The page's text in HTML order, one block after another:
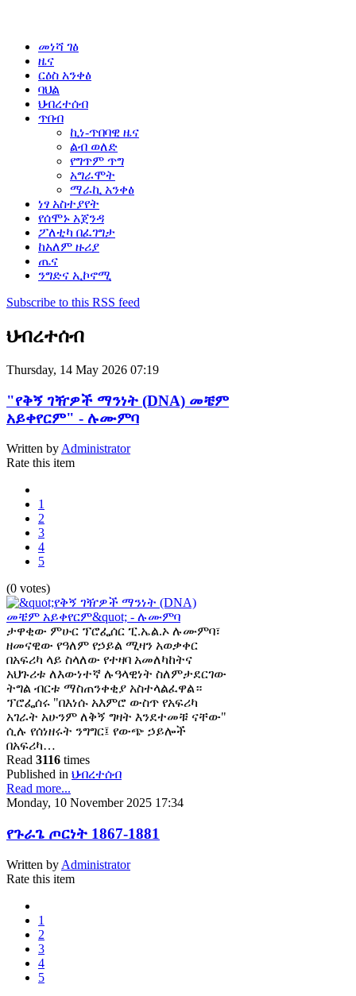
መነሻ ገፅ
ዜና
ርዕስ አንቀፅ
ባህል
ህብረተሰብ
ጥበብ
ኪነ-ጥበባዊ ዜና
ልብ ወለድ
የግጥም ጥግ
አግራሞት
ማራኪ አንቀፅ
ነፃ አስተያየት
የሰሞኑ አጀንዳ
ፖለቲካ በፈገግታ
ከአለም ዙሪያ
ጤና
ንግድና ኢኮኖሚ
Subscribe to this RSS feed
ህብረተሰብ
Thursday, 14 May 2026 07:19
"የቅኝ ገዥዎች ማንነት (DNA) መቼም
አይቀየርም" - ሉሙምባ
Written by Administrator
Rate this item
1
2
3
4
5
(0 votes)
ታዋቂው ምሁር ፕሮፌሰር ፒ.ኤል.ኦ ሉሙምባ፣
ዘመናዊው የዓለም የኃይል ሚዛን አወቃቀር
በአፍሪካ ላይ ስላለው የተዛባ አመለካከትና
አህጉሪቱ ለእውነተኛ ሉዓላዊነት ስለምታደርገው
ትግል ብርቱ ማስጠንቀቂያ አስተላልፈዋል።
ፕሮፌሰሩ "በእነሱ አእምሮ ውስጥ የአፍሪካ
አገራት አሁንም ለቅኝ ግዛት እንደተመቹ ናቸው"
ሲሉ የሰነዘሩት ንግግር፤ የውጭ ኃይሎች
በአፍሪካ…
Read 3116 times
Published in ህብረተሰብ
Read more...
Monday, 10 November 2025 17:34
የጉራጌ ጦርነት 1867-1881
Written by Administrator
Rate this item
1
2
3
4
5